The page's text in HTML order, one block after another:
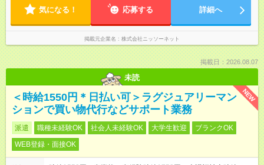
気になる！ 応募する 詳細へ
掲載元企業名 株式会社ニッソーネット
掲載日：2026.08.07
未読
NEW
＜時給1550円＊日払い可＞ラグジュアリーマン
ションで買い物代行などサポート業務
派遣 職種未経験OK 社会人未経験OK 大学生歓迎
ブランクOK
WEB登録・面接OK